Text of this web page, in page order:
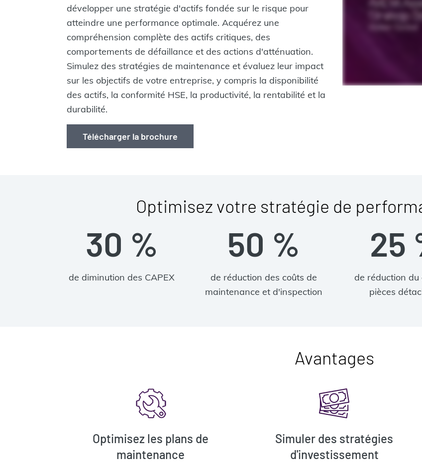
développer une stratégie d'actifs fondée sur le risque pour
atteindre une performance optimale. Acquérez une
compréhension complète des actifs critiques, des
comportements de défaillance et des actions d'atténuation.
Simulez des stratégies de maintenance et évaluez leur impact
sur les objectifs de votre entreprise, y compris la disponibilité
des actifs, la conformité HSE, la productivité, la rentabilité et la
durabilité.
Télécharger la brochure
Optimisez votre stratégie de
30 %
de diminution des CAPEX
50 %
de réduction des coûts de
maintenance et d'inspection
25
de réduction du
pièces
Avantages
Optimisez les plans de
maintenance
Simuler des stratégies
d'investissement